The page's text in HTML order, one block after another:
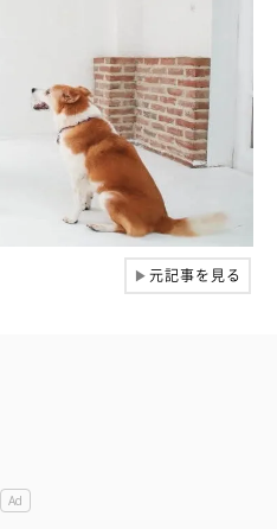
▶元記事を見る